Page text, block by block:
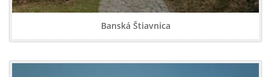
Banská Štiavnica